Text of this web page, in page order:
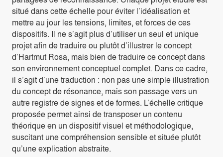
situé dans cette échelle pour éviter l’idéalisation et
mettre au jour les tensions, limites, et forces de ces
dispositifs. Il ne s’agit plus d’utiliser un seul et unique
projet afin de traduire ou plutôt d’illustrer le concept
d’Hartmut Rosa, mais bien de traduire ce concept dans
son environnement conceptuel complet. Dans ce cadre,
il s’agit d’une traduction : non pas une simple illustration
du concept de résonance, mais son passage vers un
autre registre de signes et de formes. L’échelle critique
proposée permet ainsi de transposer un contenu
théorique en un dispositif visuel et méthodologique,
suscitant une compréhension sensible et située plutôt
qu’une explication abstraite.